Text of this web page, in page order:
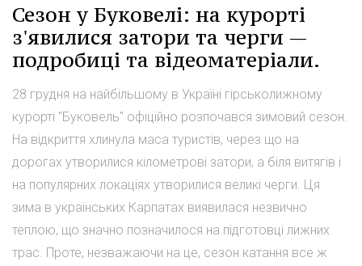
Сезон у Буковелі: на курорті
з'явилися затори та черги —
подробиці та відеоматеріали.
28 грудня на найбільшому в Україні гірськолижному
курорті "Буковель" офіційно розпочався зимовий сезон.
На відкриття хлинула маса туристів, через що на
дорогах утворилися кілометрові затори, а біля витягів і
на популярних локаціях утворилися великі черги. Ця
зима в українських Карпатах виявилася незвично
теплою, що значно позначилося на підготовці лижних
трас. Проте, незважаючи на це, сезон катання все ж